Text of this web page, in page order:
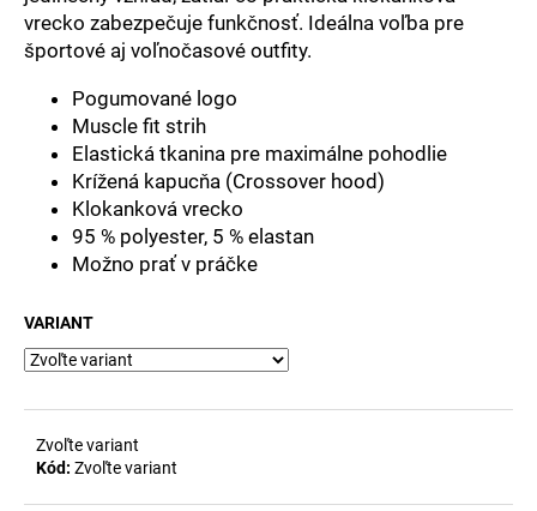
vrecko zabezpečuje funkčnosť. Ideálna voľba pre
športové aj voľnočasové outfity.
Pogumované logo
Muscle fit strih
Elastická tkanina pre maximálne pohodlie
Krížená kapucňa (Crossover hood)
Klokanková vrecko
95 % polyester, 5 % elastan
Možno prať v práčke
VARIANT
Zvoľte variant
Kód: Zvoľte variant